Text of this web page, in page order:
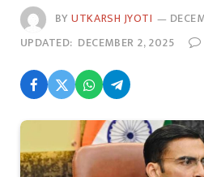
BYUTKARSH JYOTI
UPDATED: DECEMBER 2, 2025